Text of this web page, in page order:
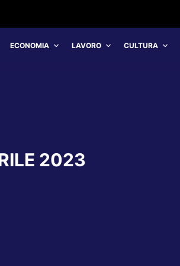
ECONOMIA LAVORO CULTURA
2023